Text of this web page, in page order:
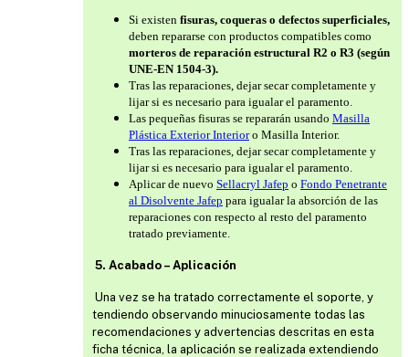
Si existen fisuras, coqueras o defectos superficiales,
deben repararse con productos compatibles como
morteros de reparación estructural R2 o R3 (según
UNE-EN 1504-3).
Tras las reparaciones, dejar secar completamente y
lijar si es necesario para igualar el paramento.
Las pequeñas fisuras se repararán usando Masilla
Plástica Exterior Interioro Masilla Interior.
Tras las reparaciones, dejar secar completamente y
lijar si es necesario para igualar el paramento.
Aplicar de nuevo Sellacryl Jafep o Fondo Penetrante
al Disolvente Jafep para igualar la absorción de las
reparaciones con respecto al resto del paramento
tratado previamente.
5. Acabado – Aplicación
Una vez se ha tratado correctamente el soporte, y
tendiendo observando minuciosamente todas las
recomendaciones y advertencias descritas en esta
ficha técnica, la aplicación se realizada extendiendo